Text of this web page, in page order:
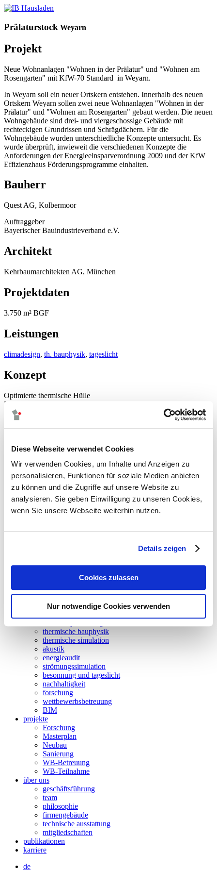
Diese Webseite verwendet Cookies
Wir verwenden Cookies, um Inhalte und Anzeigen zu
personalisieren, Funktionen für soziale Medien anbieten
zu können und die Zugriffe auf unsere Website zu
analysieren. Sie geben Einwilligung zu unseren Cookies,
wenn Sie unsere Webseite weiterhin nutzen.
Details zeigen
Cookies zulassen
Nur notwendige Cookies verwenden
Prälaturstock Weyarn
Projekt
Neue Wohnanlagen "Wohnen in der Prälatur" und "Wohnen am
Rosengarten" mit KfW-70 Standard in Weyarn.
In Weyarn soll ein neuer Ortskern entstehen. Innerhalb des neuen
Ortskern Weyarn sollen zwei neue Wohnanlagen "Wohnen in der
Prälatur" und "Wohnen am Rosengarten" gebaut werden. Die neuen
Wohngebäude sind drei- und viergeschossige Gebäude mit
rechteckigen Grundrissen und Schrägdächern. Für die
Wohngebäude wurden unterschiedliche Konzepte untersucht. Es
wurde überprüft, inwieweit die verschiedenen Konzepte die
Anforderungen der Energieeinsparverordnung 2009 und der KfW
Effizienzhaus Förderungsprogramme einhalten.
Bauherr
Quest AG, Kolbermoor
Auftraggeber
Bayerischer Bauindustrieverband e.V.
Architekt
Kehrbaumarchitekten AG, München
Projektdaten
3.750 m² BGF
Leistungen
climadesign, th. bauphysik, tageslicht
Konzept
Optimierte thermische Hülle
KfW-Effizenzhaus 70 Standard
Optimierte Tageslichtversorgung durch Oberlichter
Wärmeversorgung über Pelletkessel
Wärme- und Kälteübergabe über Fußbodenheizung
Grundriss - Schnitt
Optimierung von Oberlichter
Bildrechte / Bildnachweis
© Quest AG, Visualisierung: Kehrbaumarchitekten AG, München
tga-planung
energieversorgung
thermische bauphysik
thermische simulation
akustik
energieaudit
strömungssimulation
besonnung und tageslicht
nachhaltigkeit
forschung
wettbewerbsbetreuung
BIM
projekte
Forschung
Masterplan
Neubau
Sanierung
WB-Betreuung
WB-Teilnahme
über uns
geschäftsführung
team
philosophie
firmengebäude
technische ausstattung
mitgliedschaften
publikationen
karriere
de